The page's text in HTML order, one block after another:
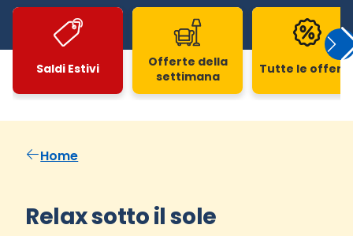
Saldi Estivi
Offerte della
settimana
Tutte le
Home
Relax sotto il sole